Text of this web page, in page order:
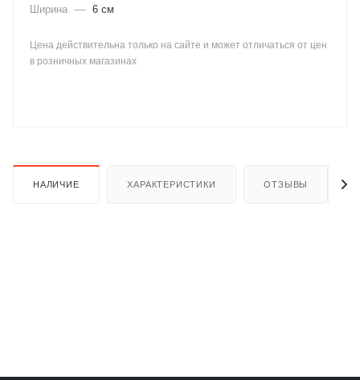
Ширина — 6 см
Цена действительна только на сайте и может отличаться от цен
в розничных магазинах
НАЛИЧИЕ ХАРАКТЕРИСТИКИ ОТЗЫВЫ